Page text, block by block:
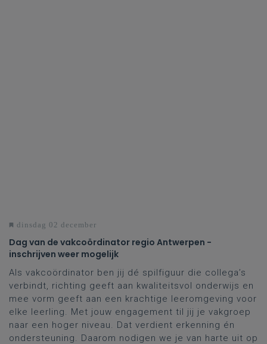
dinsdag 02 december
Dag van de vakcoördinator regio Antwerpen -
inschrijven weer mogelijk
Als vakcoördinator ben jij dé spilfiguur die collega’s
verbindt, richting geeft aan kwaliteitsvol onderwijs en
mee vorm geeft aan een krachtige leeromgeving voor
elke leerling. Met jouw engagement til jij je vakgroep
naar een hoger niveau. Dat verdient erkenning én
ondersteuning. Daarom nodigen we je van harte uit op